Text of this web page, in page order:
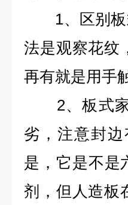
1、区别板
法是观察花纹
再有就是用手
2、板式家
劣，注意封
是，它是不
剂，但人造板